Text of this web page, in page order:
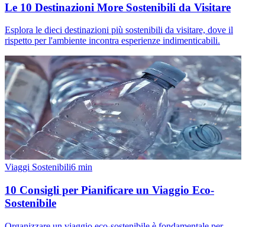
Le 10 Destinazioni More Sostenibili da Visitare
Esplora le dieci destinazioni più sostenibili da visitare, dove il
rispetto per l'ambiente incontra esperienze indimenticabili.
Viaggi Sostenibili6 min
10 Consigli per Pianificare un Viaggio Eco-
Sostenibile